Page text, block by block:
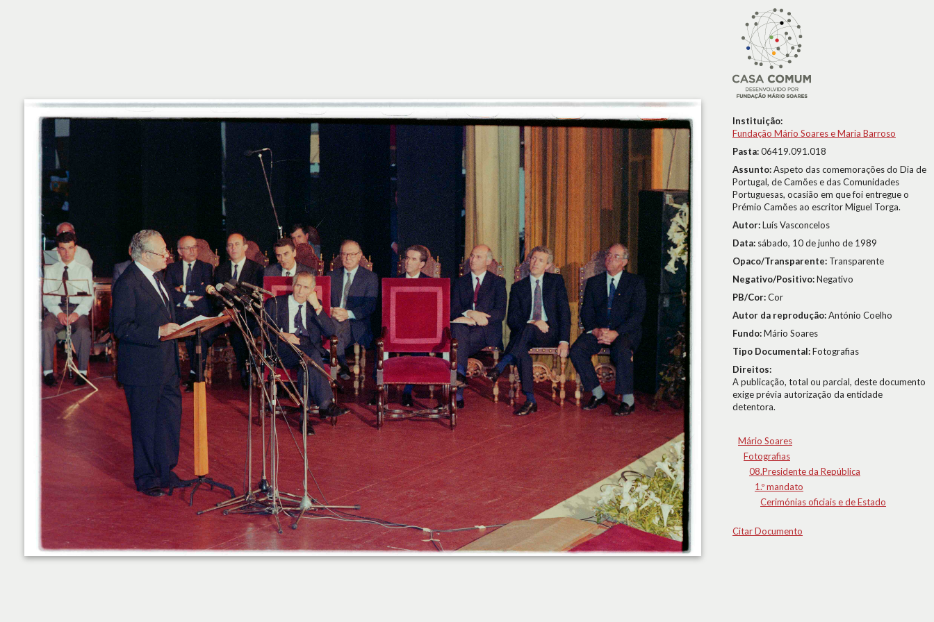
Instituição:
Fundação Mário Soares e Maria Barroso
Pasta:06419.091.018
Assunto:Aspeto das comemorações do Dia de
Portugal, de Camões e das Comunidades
Portuguesas, ocasião em que foi entregue o
Prémio Camões ao escritor Miguel Torga.
Autor:Luís Vasconcelos
Data: sábado, 10 de junho de 1989
Opaco/Transparente: Transparente
Negativo/Positivo:Negativo
PB/Cor:Cor
Autor da reprodução:António Coelho
Fundo:Mário Soares
Tipo Documental:Fotografias
Direitos:
A publicação, total ou parcial, deste documento
exige prévia autorização da entidade
detentora.
Mário Soares
Fotografias
08.Presidente da República
1.º mandato
Cerimónias oficiais e de Estado
Citar Documento